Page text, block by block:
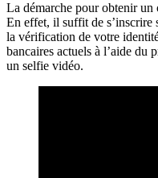
La démarche pour obtenir un
En effet, il suffit de s’inscrire
la vérification de votre
bancaires actuels à l’aide du
un selfie vidéo.